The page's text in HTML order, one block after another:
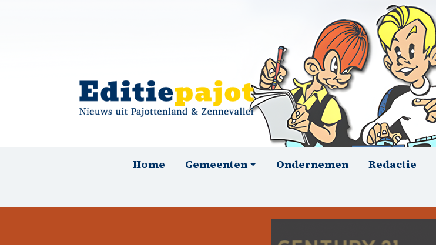
HoofdnavigatieHome Gemeenten Ondernemen Redactie